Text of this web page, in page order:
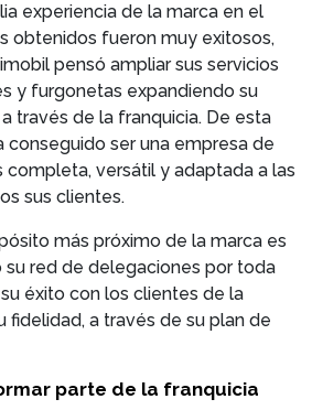
experiencia de la marca en el
obtenidos fueron muy exitosos,
pensó ampliar sus servicios
y furgonetas expandiendo su
través de la franquicia. De esta
conseguido ser una empresa de
completa, versátil y adaptada a las
sus clientes.
más próximo de la marca es
su red de delegaciones por toda
éxito con los clientes de la
fidelidad, a través de su plan de
parte de la franquicia